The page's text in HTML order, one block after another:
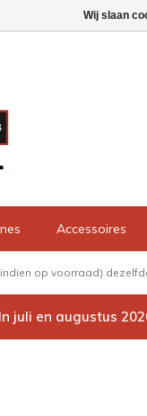
Accessoires
op voorraad)
In juli en augustus
Wij slaan